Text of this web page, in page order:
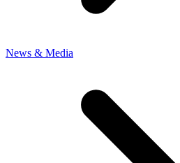
News & Media